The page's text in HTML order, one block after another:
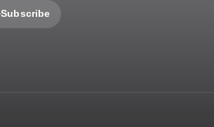
Subscribe